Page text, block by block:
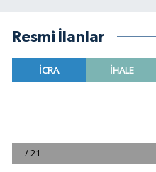
Resmi İlanlar